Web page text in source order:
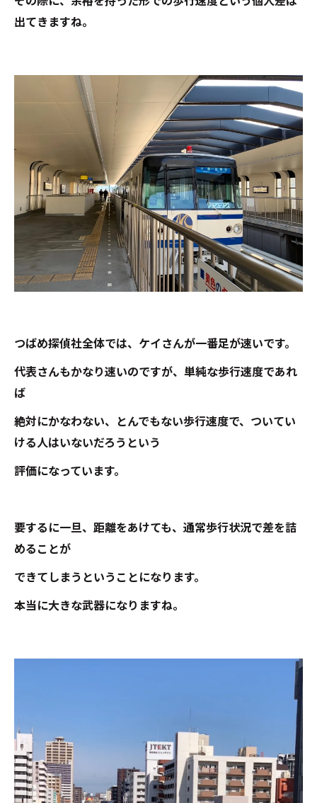
出てきますね。
つばめ探偵社全体では、ケイさんが一番足が速いです。
代表さんもかなり速いのですが、単純な歩行速度であれ
ば
絶対にかなわない、とんでもない歩行速度で、ついてい
ける人はいないだろうという
評価になっています。
要するに一旦、距離をあけても、通常歩行状況で差を詰
めることが
できてしまうということになります。
本当に大きな武器になりますね。